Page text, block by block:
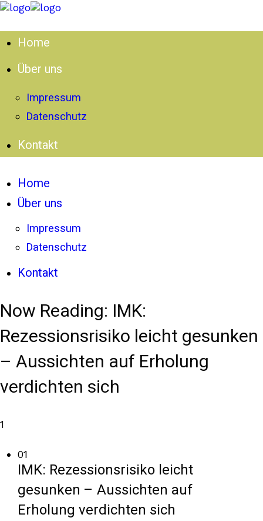
Home
Über uns
Impressum
Datenschutz
Kontakt
Home
Über uns
Impressum
Datenschutz
Kontakt
Now Reading: IMK:
Rezessionsrisiko leicht gesunken
– Aussichten auf Erholung
verdichten sich
1
01
IMK: Rezessionsrisiko leicht
gesunken – Aussichten auf
Erholung verdichten sich